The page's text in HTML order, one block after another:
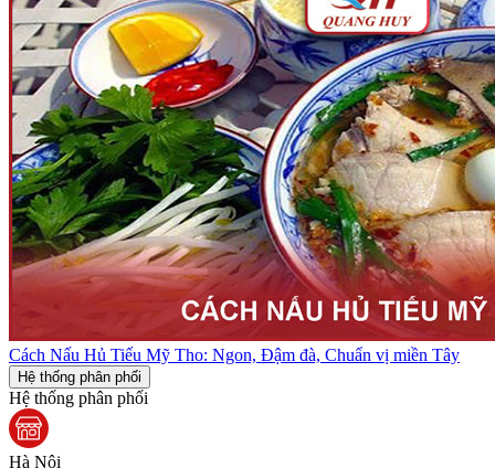
Cách Nấu Hủ Tiếu Mỹ Tho: Ngon, Đậm đà, Chuẩn vị miền Tây
Hệ thống phân phối
Hệ thống phân phối
Hà Nội